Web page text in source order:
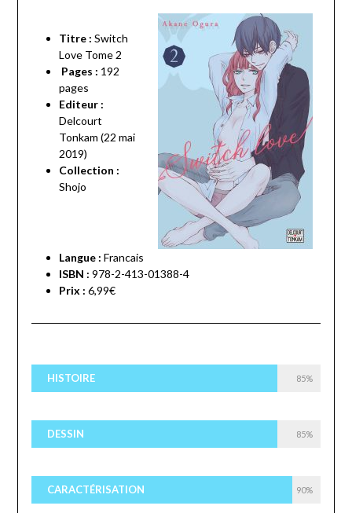
Titre : Switch
Love Tome 2
Pages : 192
pages
Editeur :
Delcourt
Tonkam (22 mai
2019)
Collection :
Shojo
Langue : Francais
ISBN : 978-2-413-01388-4
Prix : 6,99€
HISTOIRE 85%
DESSIN 85%
CARACTÉRISATION 90%